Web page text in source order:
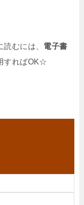
むには、 電子書
すればOK☆